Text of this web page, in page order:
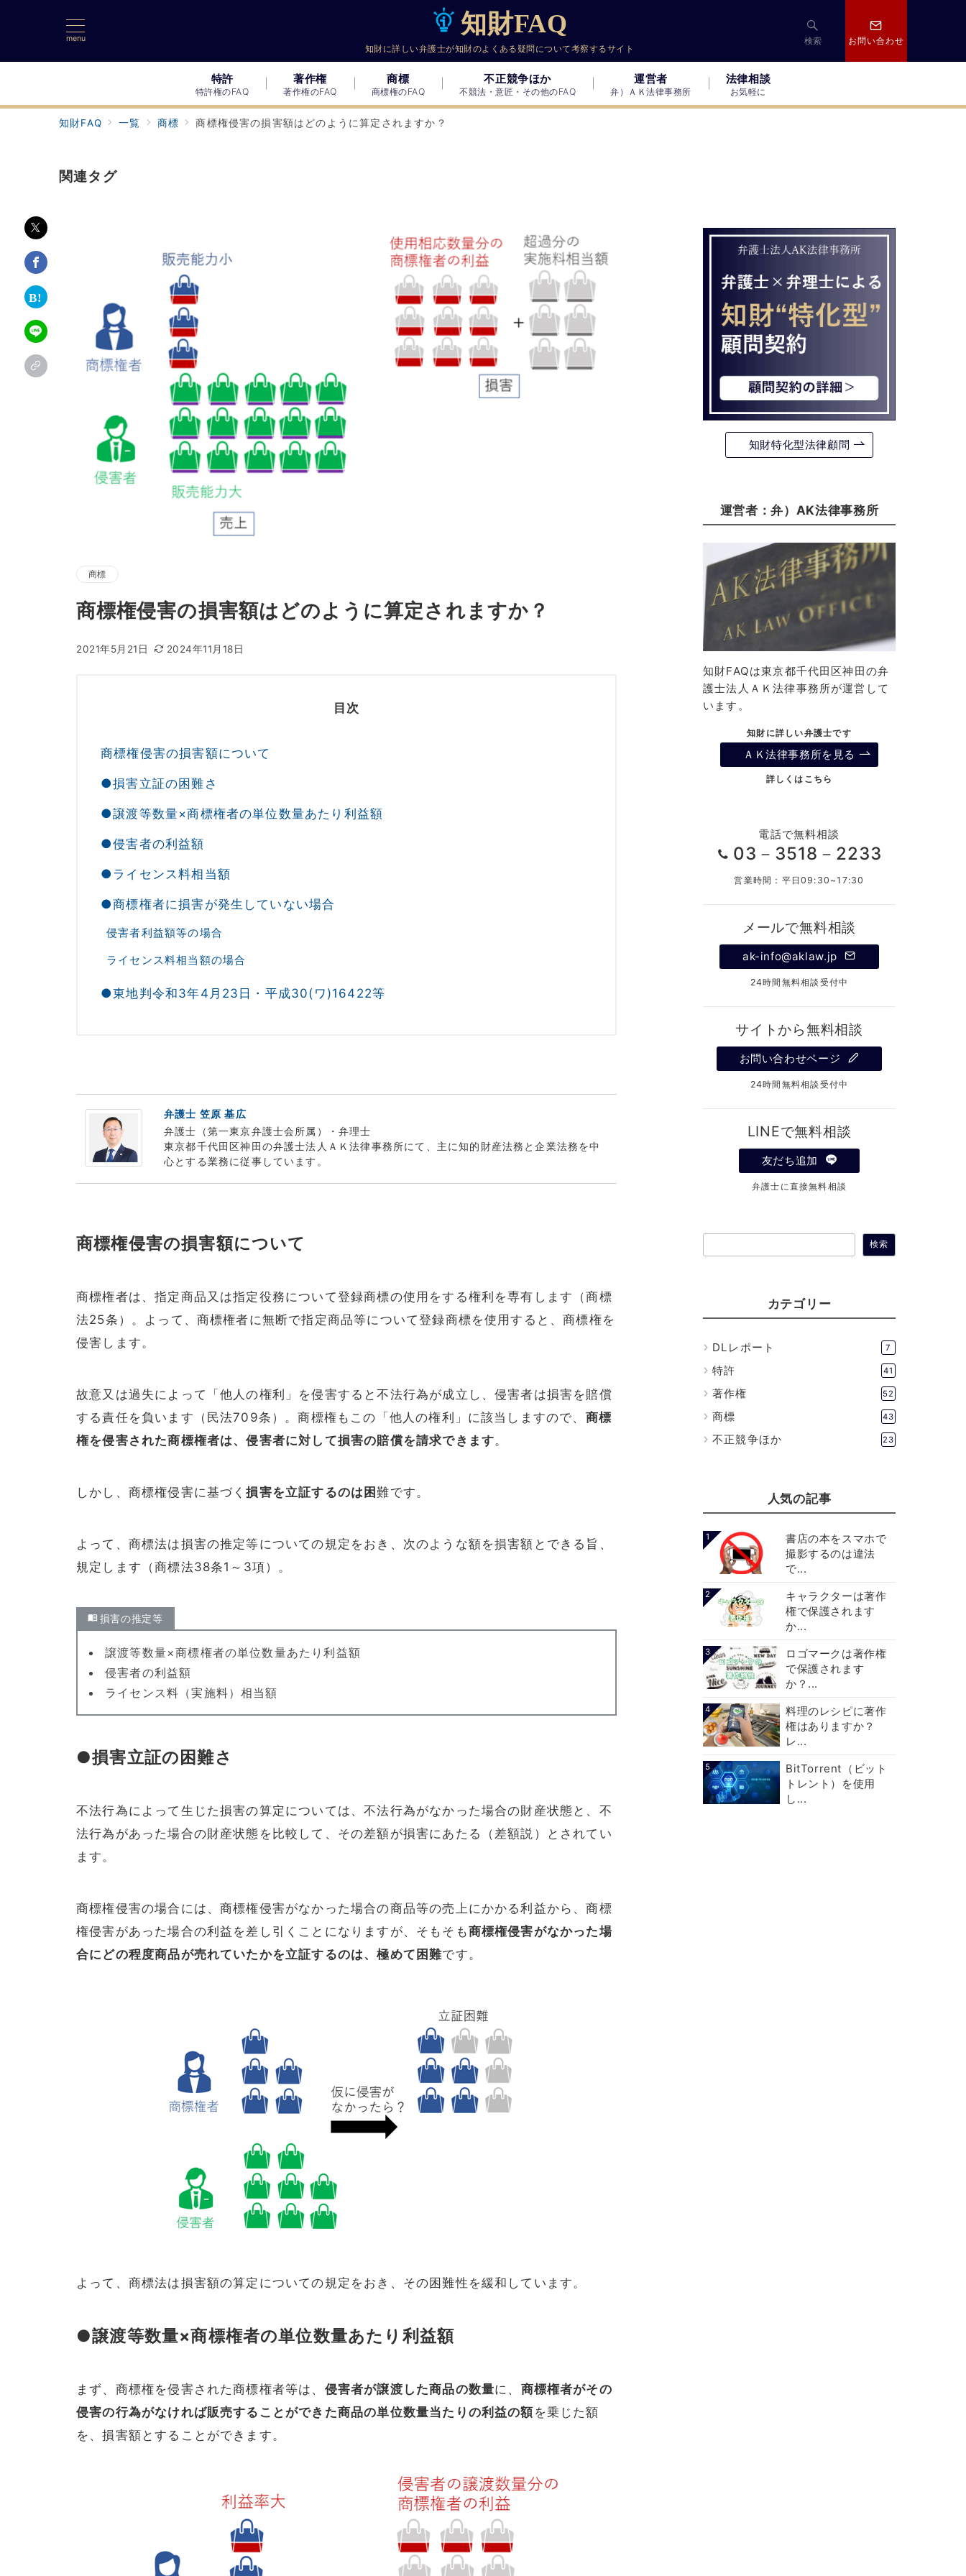
menu
知財FAQ
知財に詳しい弁護士が知財のよくある疑問について考察するサイト
検索 お問い合わせ
特許
特許権のFAQ
著作権
著作権のFAQ
商標
商標権のFAQ
不正競争ほか
不競法・意匠・その他のFAQ
運営者
弁）ＡＫ法律事務所
法律相談
お気軽に
知財FAQ 一覧 商標 商標権侵害の損害額はどのように算定されますか？
関連タグ
商標
商標権侵害の損害額はどのように算定されますか？
2021年5月21日 2024年11月18日
目次
商標権侵害の損害額について
●損害立証の困難さ
●譲渡等数量×商標権者の単位数量あたり利益額
●侵害者の利益額
●ライセンス料相当額
●商標権者に損害が発生していない場合
侵害者利益額等の場合
ライセンス料相当額の場合
●東地判令和3年4月23日・平成30(ワ)16422等
弁護士 笠原 基広
弁護士（第一東京弁護士会所属）・弁理士
東京都千代田区神田の弁護士法人ＡＫ法律事務所にて、主に知的財産法務と企業法務を中
心とする業務に従事しています。
商標権侵害の損害額について
商標権者は、指定商品又は指定役務について登録商標の使用をする権利を専有します（商標
法25条）。よって、商標権者に無断で指定商品等について登録商標を使用すると、商標権を
侵害します。
故意又は過失によって「他人の権利」を侵害すると不法行為が成立し、侵害者は損害を賠償
する責任を負います（民法709条）。商標権もこの「他人の権利」に該当しますので、 商標
権を侵害された商標権者は、侵害者に対して損害の賠償を請求できます。
しかし、商標権侵害に基づく損害を立証するのは困難です。
よって、商標法は損害の推定等についての規定をおき、次のような額を損害額とできる旨、
規定します（商標法38条1～3項）。
損害の推定等
譲渡等数量×商標権者の単位数量あたり利益額
侵害者の利益額
ライセンス料（実施料）相当額
●損害立証の困難さ
不法行為によって生じた損害の算定については、不法行為がなかった場合の財産状態と、不
法行為があった場合の財産状態を比較して、その差額が損害にあたる（差額説）とされてい
ます。
商標権侵害の場合には、商標権侵害がなかった場合の商品等の売上にかかる利益から、商標
権侵害があった場合の利益を差し引くことになりますが、そもそも商標権侵害がなかった場
合にどの程度商品が売れていたかを立証するのは、極めて困難です。
よって、商標法は損害額の算定についての規定をおき、その困難性を緩和しています。
●譲渡等数量×商標権者の単位数量あたり利益額
まず、商標権を侵害された商標権者等は、 侵害者が譲渡した商品の数量に、 商標権者がその
侵害の行為がなければ販売することができた商品の単位数量当たりの利益の額を乗じた額
を、損害額とすることができます。
知財特化型法律顧問
運営者：弁）AK法律事務所
知財FAQは東京都千代田区神田の弁
護士法人ＡＫ法律事務所が運営して
います。
知財に詳しい弁護士です
ＡＫ法律事務所を見る
詳しくはこちら
電話で無料相談
03－3518－2233
営業時間：平日09:30~17:30
メールで無料相談
ak-info@aklaw.jp
24時間無料相談受付中
サイトから無料相談
お問い合わせページ
24時間無料相談受付中
LINEで無料相談
友だち追加
弁護士に直接無料相談
索
検索
カテゴリー
DLレポート 7
特許 41
著作権 52
商標 43
不正競争ほか 23
人気の記事
1
書店の本をスマホで
撮影するのは違法
で...
2
キャラクターは著作
権で保護されます
か...
3
ロゴマークは著作権
で保護されます
か？...
4
料理のレシピに著作
権はありますか？
レ...
5
BitTorrent（ビット
トレント）を使用
し...